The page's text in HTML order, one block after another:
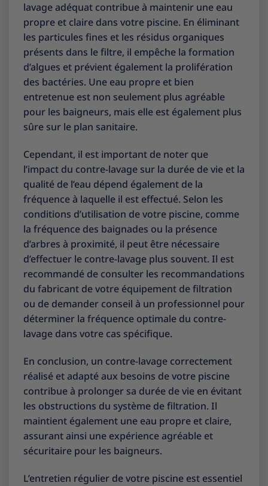
lavage adéquat contribue à maintenir une eau
propre et claire dans votre piscine. En éliminant
les particules fines et les résidus organiques
présents dans le filtre, il empêche la formation
d’algues et prévient également la prolifération
des bactéries. Une eau propre et bien
entretenue est non seulement plus agréable
pour les baigneurs, mais elle est également plus
sûre sur le plan sanitaire.
Cependant, il est important de noter que
l’impact du contre-lavage sur la durée de vie et la
qualité de l’eau dépend également de la
fréquence à laquelle il est effectué. Selon les
conditions d’utilisation de votre piscine, comme
la fréquence des baignades ou la présence
d’arbres à proximité, il peut être nécessaire
d’effectuer le contre-lavage plus souvent. Il est
recommandé de consulter les recommandations
du fabricant de votre équipement de filtration
ou de demander conseil à un professionnel pour
déterminer la fréquence optimale du contre-
lavage dans votre cas spécifique.
En conclusion, un contre-lavage correctement
réalisé et adapté aux besoins de votre piscine
contribue à prolonger sa durée de vie en évitant
les obstructions du système de filtration. Il
maintient également une eau propre et claire,
assurant ainsi une expérience agréable et
sécuritaire pour les baigneurs.
L’entretien régulier de votre piscine est essentiel